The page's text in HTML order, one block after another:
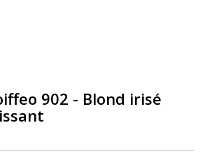
902 - Blond irisé